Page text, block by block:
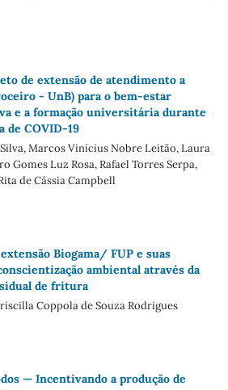
de extensão de atendimento a
- UnB) para o bem-estar
e a formação universitária durante
de COVID-19
Marcos Vinícius Nobre Leitão, Laura
Gomes Luz Rosa, Rafael Torres Serpa,
de Cássia Campbell
Biogama/ FUP e suas
ambiental através da
de fritura
Coppola de Souza Rodrigues
— Incentivando a produção de